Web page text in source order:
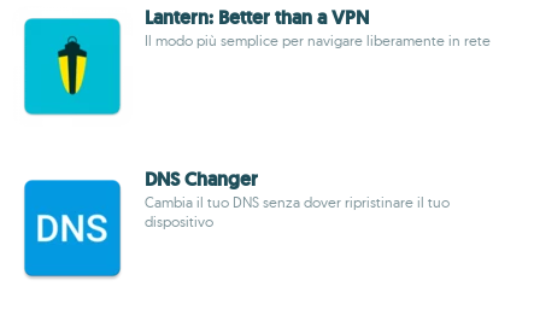
Lantern: Better than a VPN
Il modo più semplice per navigare liberamente in rete
DNS Changer
Cambia il tuo DNS senza dover ripristinare il tuo
dispositivo